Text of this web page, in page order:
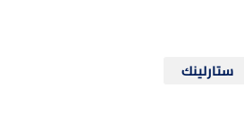
ستارلينك